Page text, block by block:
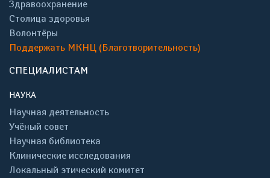
Здравоохранение
Столица здоровья
Волонтёры
Поддержать МКНЦ (Благотворительность)
СПЕЦИАЛИСТАМ
НАУКА
Научная деятельность
Учёный совет
Научная библиотека
Клинические исследования
Локальный этический комитет